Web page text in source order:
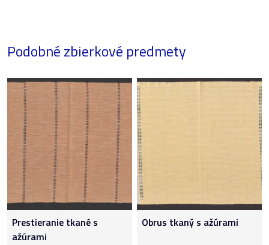
Podobné zbierkové predmety
Prestieranie tkané s
ažúrami
Obrus tkaný s ažúrami